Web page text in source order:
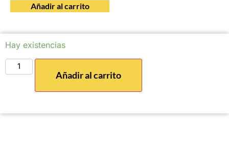
Añadir al carrito
Hay existencias
Añadir al carrito